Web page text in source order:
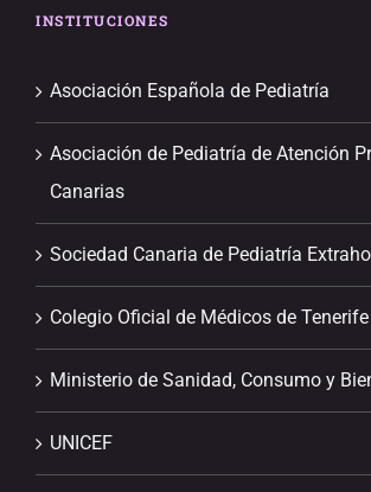
INSTITUCIONES
Asociación Española de Pediatría
Asociación de Pediatría de Atención
Canarias
Sociedad Canaria de Pediatría
Colegio Oficial de Médicos de Tenerife
Ministerio de Sanidad, Consumo y
UNICEF